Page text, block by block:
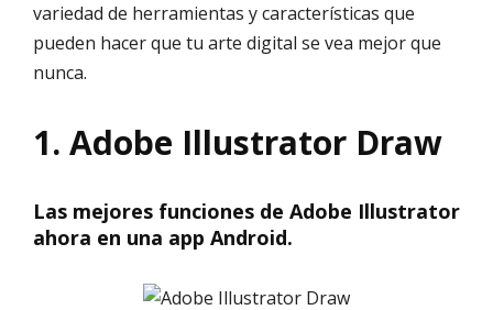
variedad de herramientas y características que
pueden hacer que tu arte digital se vea mejor que
nunca.
1. Adobe Illustrator Draw
Las mejores funciones de Adobe Illustrator
ahora en una app Android.